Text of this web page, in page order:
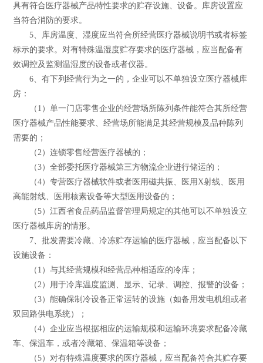
具有符合医疗器械产品特性要求的贮存设施、设备。库房设置应
当符合消防的要求。
5、库房温度、湿度应当符合所经营医疗器械说明书或者标签
标示的要求。对有特殊温湿度贮存要求的医疗器械，应当配备有
效调控及监测温湿度的设备或者仪器。
6、有下列经营行为之一的，企业可以不单独设立医疗器械库
房：
（1）单一门店零售企业的经营场所陈列条件能符合其所经营
医疗器械产品性能要求、经营场所能满足其经营规模及品种陈列
需要的；
（2）连锁零售经营医疗器械的；
（3）全部委托医疗器械第三方物流企业进行储运的；
（4）专营医疗器械软件或者医用磁共振、医用X射线、医用
高能射线、医用核素设备等大型医用设备的；
（5）江西省食品药品监督管理局规定的其他可以不单独设立
医疗器械库房的情形。
7、批发需要冷藏、冷冻贮存运输的医疗器械，应当配备以下
设施设备：
（1）与其经营规模和经营品种相适应的冷库；
（2）用于冷库温度监测、显示、记录、调控、报警的设备；
（3）能确保制冷设备正常运转的设施（如备用发电机组或者
双回路供电系统）；
（4）企业应当根据相应的运输规模和运输环境要求配备冷藏
车、保温车，或者冷藏箱、保温箱等设备；
（5）对有特殊温度要求的医疗器械，应当配备符合其贮存要